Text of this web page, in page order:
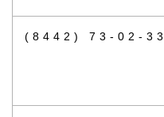
(8442) 73-02-33